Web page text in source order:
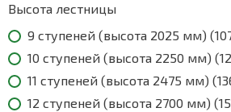
Высота лестницы
9 ступеней (высота 2025 мм) (
10 ступеней (высота 2250 мм) (
11 ступеней (высота 2475 мм) (
12 ступеней (высота 2700 мм) (